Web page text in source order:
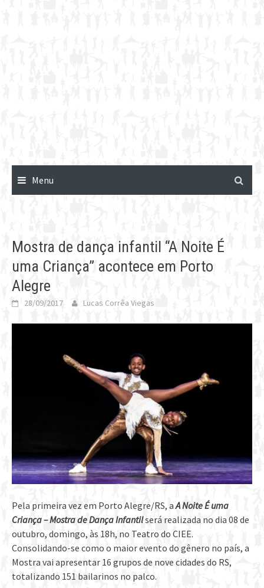
Menu
Mostra de dança infantil “A Noite É
uma Criança” acontece em Porto
Alegre
28/09/2017 Lucas Corrêa Viegas
Pela primeira vez em Porto Alegre/RS, aA Noite É uma
Criança – Mostra de Dança Infantilserá realizada no dia 08 de
outubro, domingo, às 18h, no Teatro do CIEE.
Consolidando-se como o maior evento do gênero no país, a
Mostra vai apresentar 16 grupos de nove cidades do RS,
totalizando 151 bailarinos no palco.